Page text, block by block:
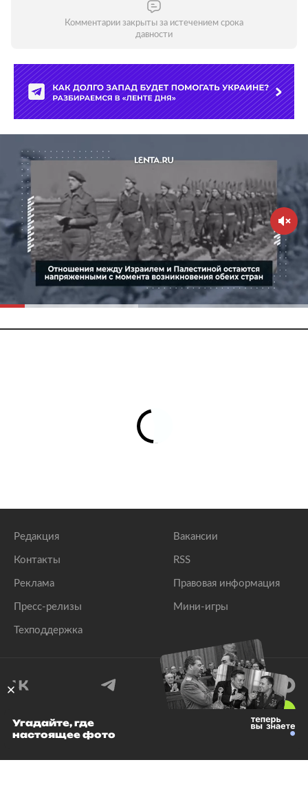
Комментарии закрыты за истечением срока
давности
Редакция
Контакты
Реклама
Пресс-релизы
Техподдержка
Вакансии
RSS
Правовая информация
Мини-игры
© 1999–2026 Все права защищены.
Угадайте, где
настоящее фото